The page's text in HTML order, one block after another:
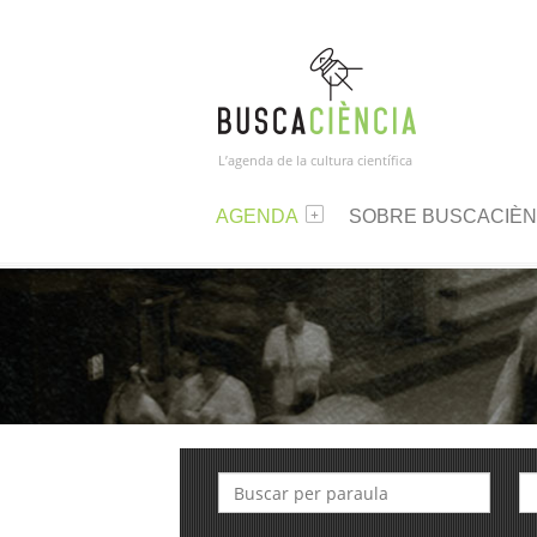
L’agenda de la cultura científica
AGENDA SOBRE